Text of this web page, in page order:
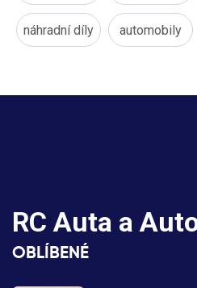
náhradní díly automobily
RC Auta a
OBLÍBENÉ